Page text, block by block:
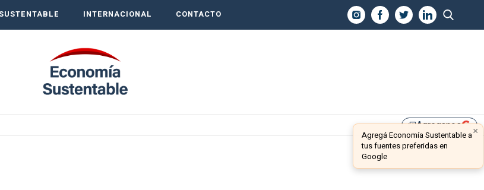
INTERNACIONAL CONTACTO
library_addAgreganos ×
Agregá Economía Sustentable a
tus fuentes preferidas en
Google